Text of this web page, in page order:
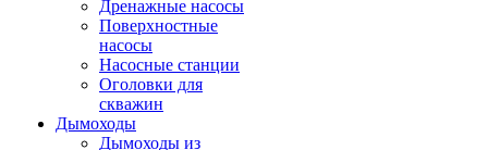
Дренажные насосы
Поверхностные
насосы
Насосные станции
Оголовки для
скважин
Дымоходы
Дымоходы из